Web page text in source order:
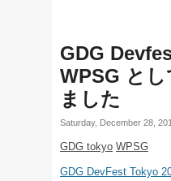
GDG
WPSG とし
ました
Saturday, December 28,
GDG tokyo WPSG
GDG DevFest Tokyo